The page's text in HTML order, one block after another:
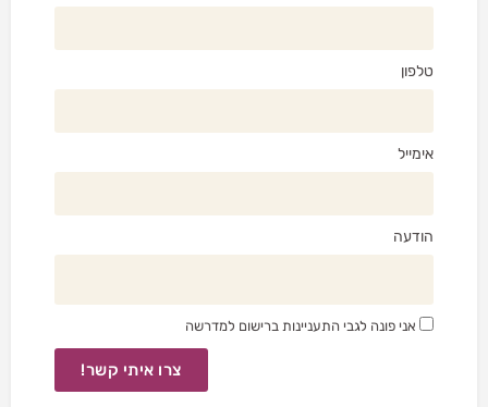
טלפון
אימייל
הודעה
אני פונה לגבי התעניינות ברישום למדרשה
צרו איתי קשר!